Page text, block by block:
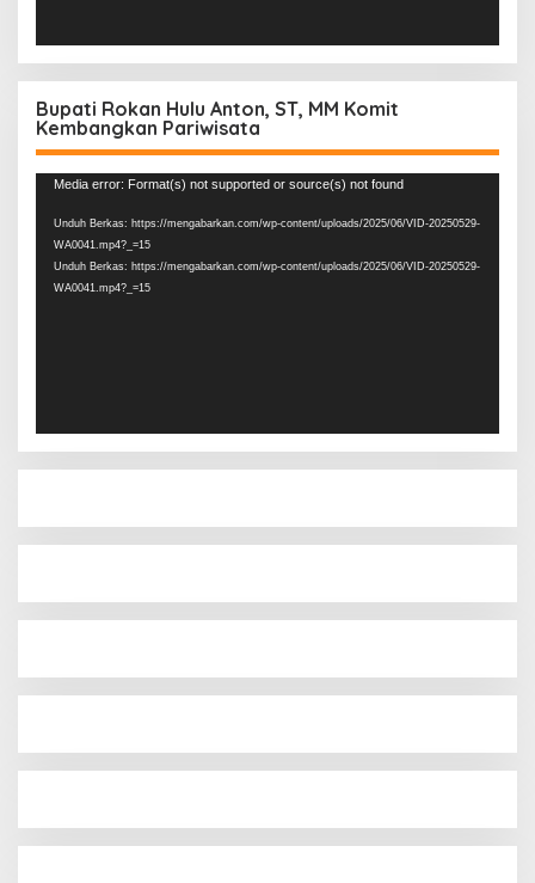
Bupati Rokan Hulu Anton, ST, MM Komit
Kembangkan Pariwisata
Pemutar
Media error: Format(s) not supported or source(s) not found
Unduh Berkas: https://mengabarkan.com/wp-content/uploads/2025/06/VID-20250529-
WA0041.mp4?_=15
Unduh Berkas: https://mengabarkan.com/wp-content/uploads/2025/06/VID-20250529-
WA0041.mp4?_=15